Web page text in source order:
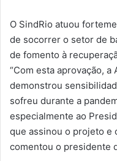
O SindRio atuou
de socorrer o setor de
de fomento à
“Com esta aprovação,
demonstrou
sofreu durante a
especialmente ao
que assinou o projeto e
comentou o presidente